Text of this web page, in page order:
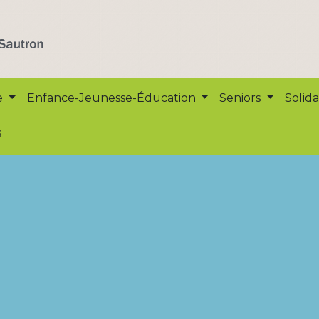
Enfance-Jeunesse-Éducation Seniors